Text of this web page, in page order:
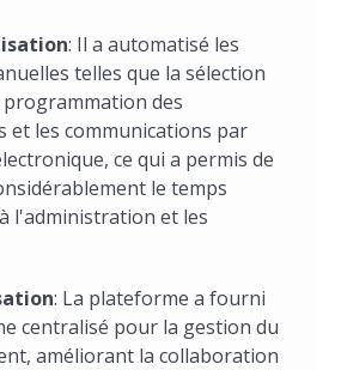
: Il a automatisé les
telles que la sélection
programmation des
et les communications par
ce qui a permis de
le temps
l'administration et les
: La plateforme a fourni
centralisé pour la gestion du
améliorant la collaboration